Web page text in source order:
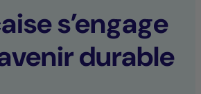
s’engage
durable